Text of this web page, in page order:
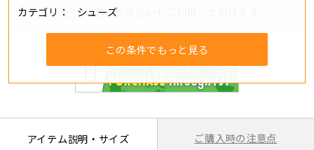
カテゴリ
シューズ
この条件でもっと見る
分割・リボ払いもご利用いただけます
アイテム説明・サイズ ご購入時の注意点